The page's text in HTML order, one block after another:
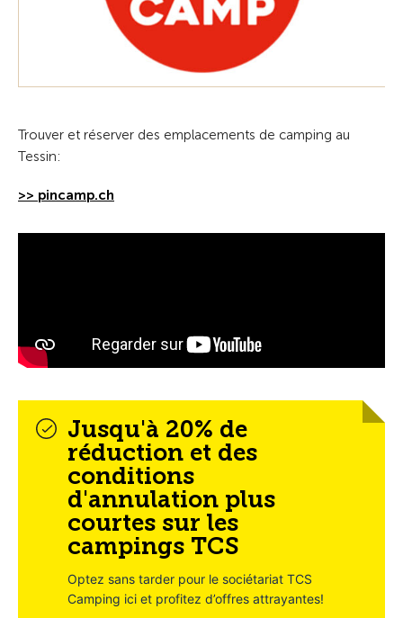
Trouver et réserver des emplacements de camping au
Tessin:
>> pincamp.ch
Jusqu'à 20% de
réduction et des
conditions
d'annulation plus
courtes sur les
campings TCS
Optez sans tarder pour le sociétariat TCS
Camping ici et profitez d’offres attrayantes!